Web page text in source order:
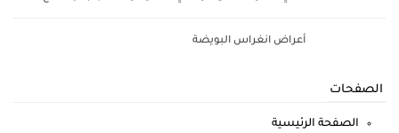
أعراض انغراس البويضة
الصفحات
الصفحة الرئيسية